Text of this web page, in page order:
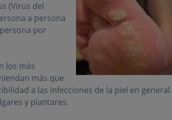
(Virus del
a persona
por
los más
más que
a las infecciones de la piel en general.
y plantares.